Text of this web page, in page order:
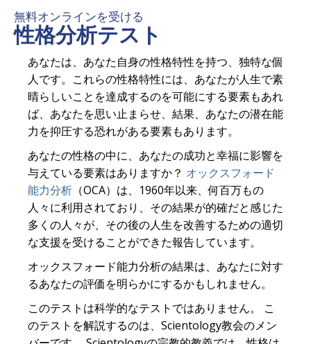
無料オンラインを受ける
性格分析テスト
あなたは、あなた自身の性格特性を持つ、独特な個
人です。これらの性格特性には、あなたが人生で素
晴らしいことを達成するのを可能にする要素もあれ
ば、あなたを思い止まらせ、結果、あなたの潜在能
力を抑圧する恐れがある要素もあります。
あなたの性格の中に、あなたの成功と幸福に影響を
与えている要素はありますか？ オックスフォード
能力分析 （OCA）は、1960年以来、何百万もの
人々に利用されており、その結果が的確だと感じた
多くの人々が、その後の人生を改善するための適切
な支援を受けることができた報告しています。
オックスフォード能力分析の結果は、あなたに対す
るあなたの評価を明らかにするかもしれません。
このテストは科学的なテストではありません。 こ
のテストを解説するのは、Scientology教会のメン